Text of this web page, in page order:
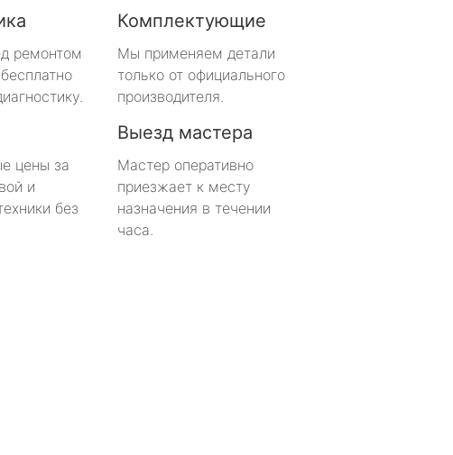
ремонтом
Комплектующие
Мы применяем детали
только от официального
производителя.
цены за
и
без
Выезд мастера
Мастер оперативно
приезжает к месту
назначения в течении
часа.